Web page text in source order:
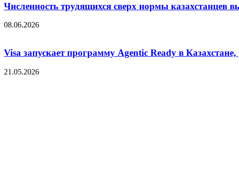
Численность трудящихся сверх нормы казахстанцев
08.06.2026
Visa запускает программу Agentic Ready в
21.05.2026